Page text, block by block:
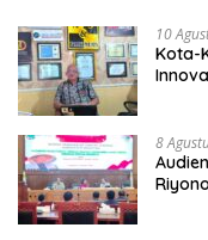
10
Kota-
8